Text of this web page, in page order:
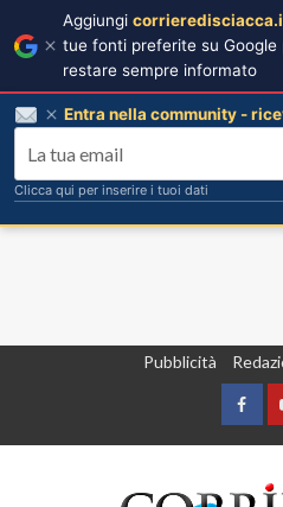
Pubblicità
Aggiungi
tue fonti preferite su Google
restare sempre informato
Entra nella community -
Clicca qui per inserire i tuoi dati